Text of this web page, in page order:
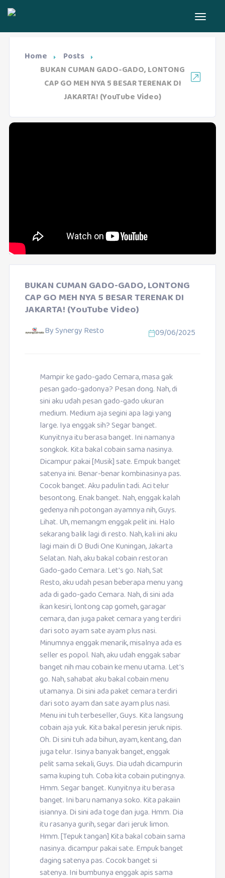
Home
Posts
BUKAN CUMAN GADO-GADO, LONTONG
CAP GO MEH NYA 5 BESAR TERENAK DI
JAKARTA! (YouTube Video)
BUKAN CUMAN GADO-GADO, LONTONG
CAP GO MEH NYA 5 BESAR TERENAK DI
JAKARTA! (YouTube Video)
BySynergy Resto 09/06/2025
Mampir ke gado-gado Cemara, masa gak
pesan gado-gadonya? Pesan dong. Nah, di
sini aku udah pesan gado-gado ukuran
medium. Medium aja segini apa lagi yang
large. Iya enggak sih? Segar banget.
Kunyitnya itu berasa banget. Ini namanya
songkok. Kita bakal cobain sama nasinya.
Dicampur pakai [Musik] sate. Empuk banget
satenya ini. Benar-benar kombinasinya pas.
Cocok banget. Aku padulin tadi. Aci telur
besontong. Enak banget. Nah, enggak kalah
gedenya nih potongan ayamnya nih, Guys.
Lihat. Uh, memangm enggak pelit ini. Halo
sekarang balik lagi di resto. Nah, kali ini aku
lagi main di D Budi One Kuningan, Jakarta
Selatan. Nah, aku bakal cobain restoran
Gado-gado Cemara. Let's go. Nah, Sat
Resto, aku udah pesan beberapa menu yang
ada di gado-gado Cemara. Nah, di sini ada
ikan kesiri, lontong cap gomeh, garagar
cemara, dan juga paket cemara yang terdiri
dari soto ayam sate ayam plus nasi.
Minumnya enggak menarik, misalnya ada es
seller es popol. Nah, aku udah enggak sabar
banget nih mau cobain ke menu utama. Let's
go. Nah, sahabat aku bakal cobain menu
utamanya. Di sini ada paket cemara terdiri
dari soto ayam dan sate ayam plus nasi.
Menu ini tuh terbeseller, Guys. Kita langsung
cobain aja yuk. Kita bakal peresin jeruk nipis.
Oh. Di sini tuh ada bihun, ayam, kentang, dan
juga telur. Isinya banyak banget, enggak
pelit sama sekali, Guys. Dia udah dicampurin
sama kuping tuh. Coba kita cobain putingnya.
Hmm. Segar banget. Kunyitnya itu berasa
banget. Ini baru namanya soko. Kita pakaiin
isiannya. Di sini ada toge dan juga. Hmm. Dia
itu rasanya gurih, segar dari jeruk limon.
Hmm. [Tepuk tangan] Kita bakal cobain sama
nasinya. dicampur pakai sate. Empuk banget
daging satenya pas. Cocok banget si
satenya. Ini bumbunya enggak apis sama